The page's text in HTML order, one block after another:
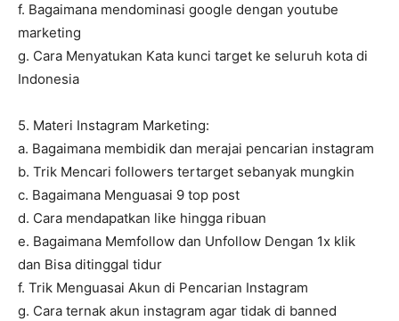
f. Bagaimana mendominasi google dengan youtube
marketing
g. Cara Menyatukan Kata kunci target ke seluruh kota di
Indonesia
5. Materi Instagram Marketing:
a. Bagaimana membidik dan merajai pencarian instagram
b. Trik Mencari followers tertarget sebanyak mungkin
c. Bagaimana Menguasai 9 top post
d. Cara mendapatkan like hingga ribuan
e. Bagaimana Memfollow dan Unfollow Dengan 1x klik
dan Bisa ditinggal tidur
f. Trik Menguasai Akun di Pencarian Instagram
g. Cara ternak akun instagram agar tidak di banned